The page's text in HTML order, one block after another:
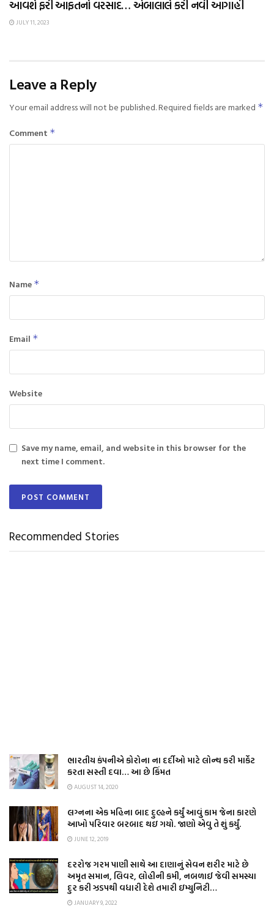
આવશે ફરી આફતનો વરસાદ… અંબાલાલે કરી નવી આગાહી
JULY 11, 2023
Leave a Reply
Your email address will not be published.Required fields are marked *
Comment *
Name *
Email *
Website
Save my name, email, and website in this browser for the
next time I comment.
Recommended Stories
ભારતીય કંપનીએ કોરોના ના દર્દીઓ માટે લોન્ચ કરી માર્કેટ
કરતા સસ્તી દવા… આ છે કિંમત
AUGUST 14, 2020
લગ્નના એક મહિના બાદ દુલ્હને કર્યું આવું કામ જેના કારણે
આખો પરિવાર બરબાદ થઇ ગયો. જાણો એવુ તે શું કર્યું.
JUNE 12, 2019
દરરોજ ગરમ પાણી સાથે આ દાણાનું સેવન શરીર માટે છે
અમૃત સમાન, લિવર, લોહીની કમી, નબળાઈ જેવી સમસ્યા
દુર કરી ઝડપથી વધારી દેશે તમારી ઇમ્યુનિટી…
JANUARY 9, 2022